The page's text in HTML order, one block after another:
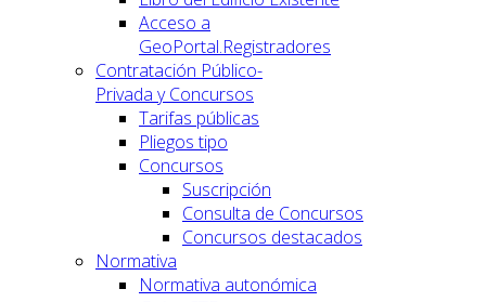
Acceso a
GeoPortal.Registradores
Contratación Público-
Privada y Concursos
Tarifas públicas
Pliegos tipo
Concursos
Suscripción
Consulta de Concursos
Concursos destacados
Normativa
Normativa autonómica